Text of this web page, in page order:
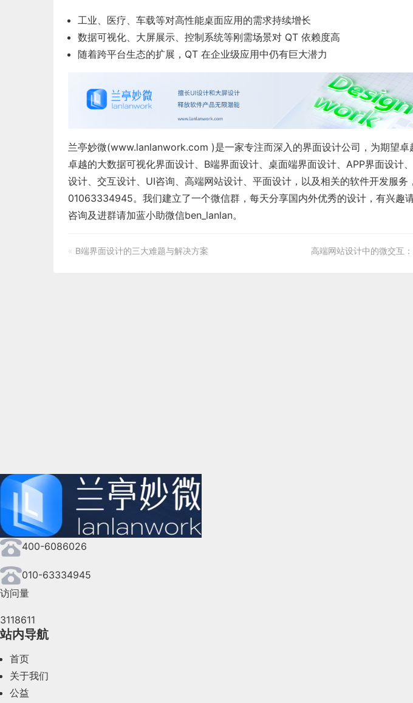
工业、医疗、车载等对高性能桌面应用的需求持续增长
数据可视化、大屏展示、控制系统等刚需场景对 QT 依赖度高
随着跨平台生态的扩展，QT 在企业级应用中仍有巨大潜力
兰亭妙微(www.lanlanwork.com )是一家专注而深入的界面设计公司，为期望
卓越的大数据可视化界面设计 B端界面设计 桌面端界面设计 APP界面设计
设计
交互设计 UI咨询 高端网站设计 平面设计 ，以及相关的软件开发服务
01063334945。我们建立了一个微信群，每天分享国内外优秀的设计，有兴趣
咨询及进群请加蓝小助微信ben_lanlan。
« B端界面设计的三大难题与解决方案 高端网站设计中的微交互
400-6086026
010-63334945
访问量
3118611
站内导航
首页
关于我们
公益